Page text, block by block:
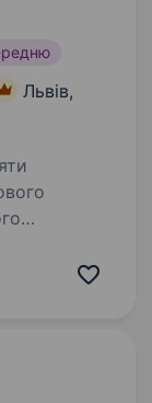
Львів,